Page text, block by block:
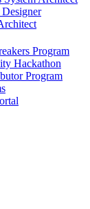
Program
Hackathon
Program